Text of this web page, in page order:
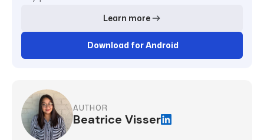
Learn more
Download for Android
AUTHOR
Beatrice Visser